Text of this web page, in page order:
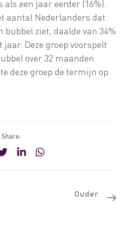
een jaar eerder (16%).
aantal Nederlanders dat
ziet, daalde van 34%
Deze groep voorspelt
over 32 maanden
deze groep de termijn op
Share:
Ouder